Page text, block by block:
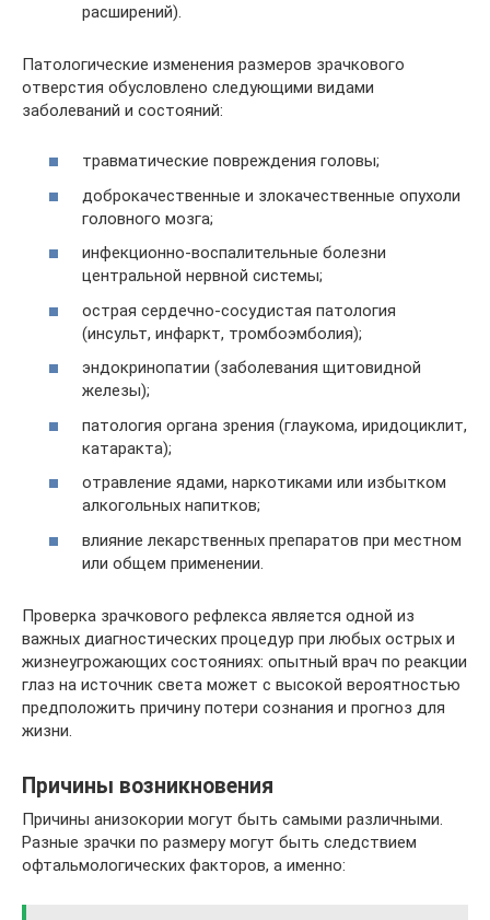
расширений).
Патологические изменения размеров зрачкового
отверстия обусловлено следующими видами
заболеваний и состояний:
травматические повреждения головы;
доброкачественные и злокачественные опухоли
головного мозга;
инфекционно-воспалительные болезни
центральной нервной системы;
острая сердечно-сосудистая патология
(инсульт, инфаркт, тромбоэмболия);
эндокринопатии (заболевания щитовидной
железы);
патология органа зрения (глаукома, иридоциклит,
катаракта);
отравление ядами, наркотиками или избытком
алкогольных напитков;
влияние лекарственных препаратов при местном
или общем применении.
Проверка зрачкового рефлекса является одной из
важных диагностических процедур при любых острых и
жизнеугрожающих состояниях: опытный врач по реакции
глаз на источник света может с высокой вероятностью
предположить причину потери сознания и прогноз для
жизни.
Причины возникновения
Причины анизокории могут быть самыми различными.
Разные зрачки по размеру могут быть следствием
офтальмологических факторов, а именно: